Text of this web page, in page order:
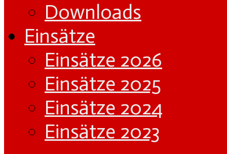
Downloads
Einsätze
Einsätze 2026
Einsätze 2025
Einsätze 2024
Einsätze 2023